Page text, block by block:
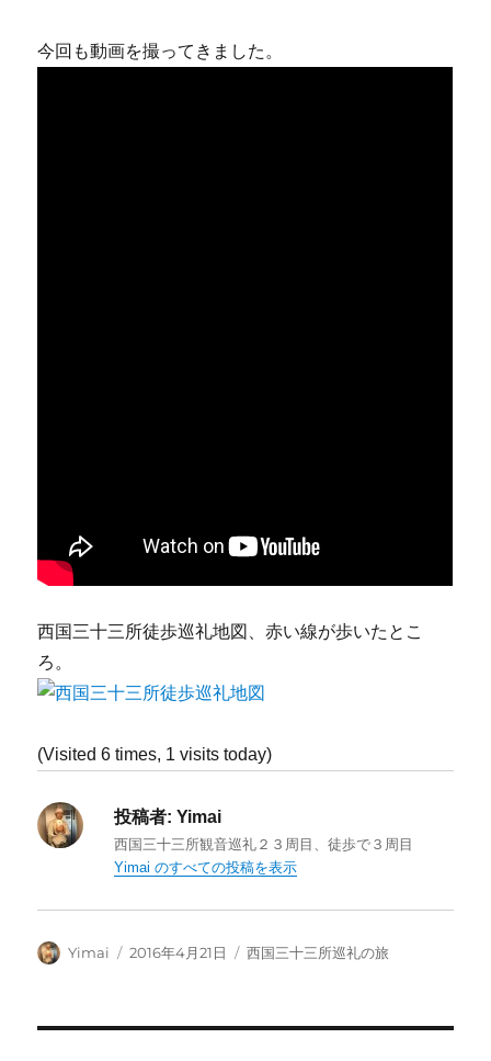
今回も動画を撮ってきました。
西国三十三所徒歩巡礼地図、赤い線が歩いたとこ
ろ。
(Visited 6 times, 1 visits today)
投稿者: Yimai
西国三十三所観音巡礼２３周目、徒歩で３周目
Yimai のすべての投稿を表示
投
Yimai
投
2016年4月21日
カ
西国三十三所巡礼の旅